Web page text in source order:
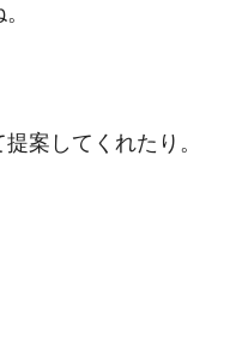
提案してくれたり。